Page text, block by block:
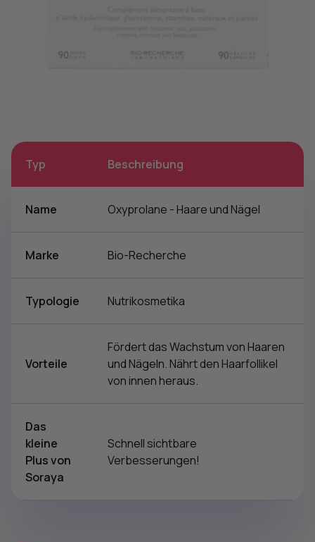
Typ Beschreibung
Name Oxyprolane - Haare und Nägel
Marke Bio-Recherche
Typologie Nutrikosmetika
Vorteile
Fördert das Wachstum von Haaren
und Nägeln. Nährt den Haarfollikel
von innen heraus.
Das
kleine
Plus von
Soraya
Schnell sichtbare
Verbesserungen!